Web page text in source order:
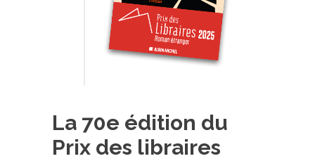
La 70e édition du
Prix des libraires